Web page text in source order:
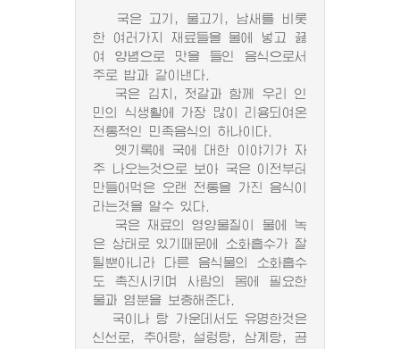
국은 고기, 물고기, 남새를 비롯
한 여러가지 재료들을 물에 넣고 끓
여 양념으로 맛을 들인 음식으로서
주로 밥과 같이낸다.
국은 김치, 젓갈과 함께 우리 인
민의 식생활에 가장 많이 리용되여온
전통적인 민족음식의 하나이다.
옛기록에 국에 대한 이야기가 자
주 나오는것으로 보아 국은 이전부터
만들어먹은 오랜 전통을 가진 음식이
라는것을 알수 있다.
국은 재료의 영양물질이 물에 녹
은 상태로 있기때문에 소화흡수가 잘
될뿐아니라 다른 음식물의 소화흡수
도 촉진시키며 사람의 몸에 필요한
물과 염분을 보충해준다.
국이나 탕 가운데서도 유명한것은
신선로, 추어탕, 설렁탕, 삼계탕, 곰